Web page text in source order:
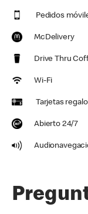
Pedidos
McDelivery
Drive Thru
Wi-Fi
Tarjetas regalo
Abierto 24/7